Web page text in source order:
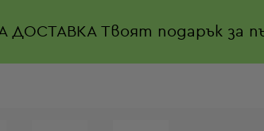
ДОСТАВКАТвоят подарък за